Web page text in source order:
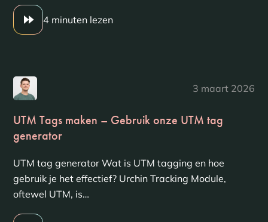
4 minuten lezen
3 maart 2026
UTM Tags maken – Gebruik onze UTM tag
generator
UTM tag generator Wat is UTM tagging en hoe
gebruik je het effectief? Urchin Tracking Module,
oftewel UTM, is…